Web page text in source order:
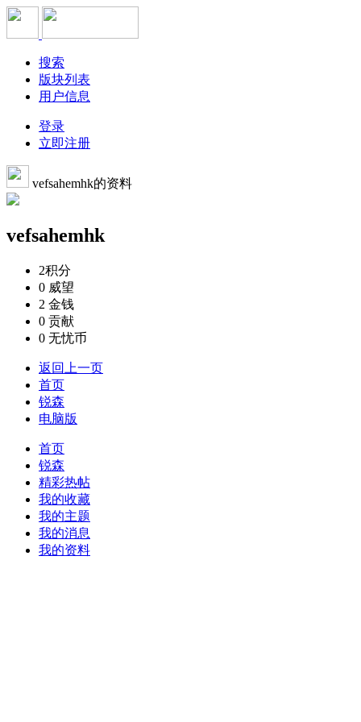
搜索
版块列表
用户信息
登录
立即注册
vefsahemhk的资料
vefsahemhk
2积分
0 威望
2 金钱
0 贡献
0 无忧币
返回上一页
首页
锐森
电脑版
首页
锐森
精彩热帖
我的收藏
我的主题
我的消息
我的资料